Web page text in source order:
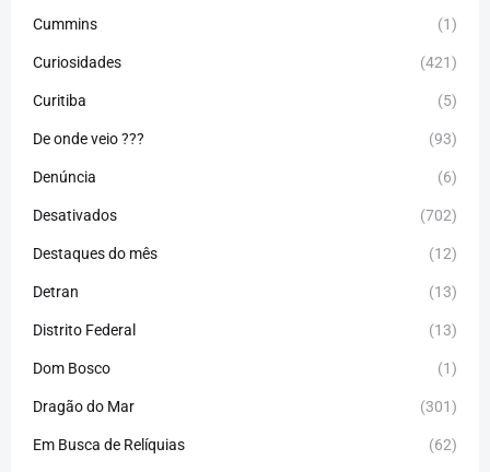
Cummins (1)
Curiosidades (421)
Curitiba (5)
De onde veio ??? (93)
Denúncia (6)
Desativados (702)
Destaques do mês (12)
Detran (13)
Distrito Federal (13)
Dom Bosco (1)
Dragão do Mar (301)
Em Busca de Relíquias (62)